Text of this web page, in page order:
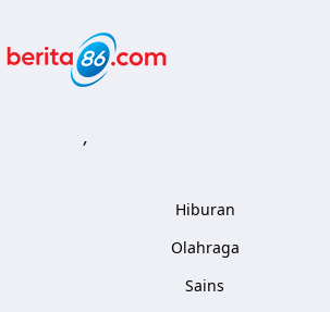
,
Hiburan
Olahraga
Sains